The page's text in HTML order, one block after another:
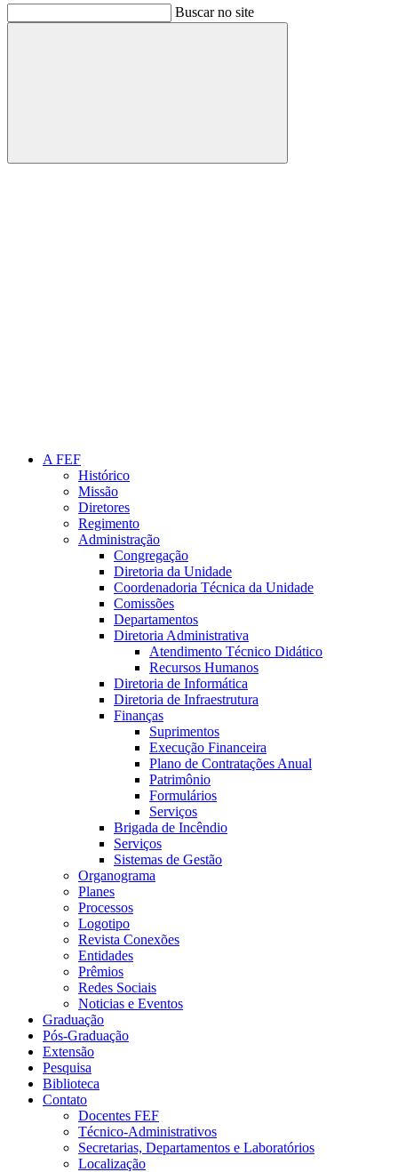
Buscar no site
Buscar
A FEF
Histórico
Missão
Diretores
Regimento
Administração
Congregação
Diretoria da Unidade
Coordenadoria Técnica da Unidade
Comissões
Departamentos
Diretoria Administrativa
Atendimento Técnico Didático
Recursos Humanos
Diretoria de Informática
Diretoria de Infraestrutura
Finanças
Suprimentos
Execução Financeira
Plano de Contratações Anual
Patrimônio
Formulários
Serviços
Brigada de Incêndio
Serviços
Sistemas de Gestão
Organograma
Planes
Processos
Logotipo
Revista Conexões
Entidades
Prêmios
Redes Sociais
Noticias e Eventos
Graduação
Pós-Graduação
Extensão
Pesquisa
Biblioteca
Contato
Docentes FEF
Técnico-Administrativos
Secretarias, Departamentos e Laboratórios
Localização